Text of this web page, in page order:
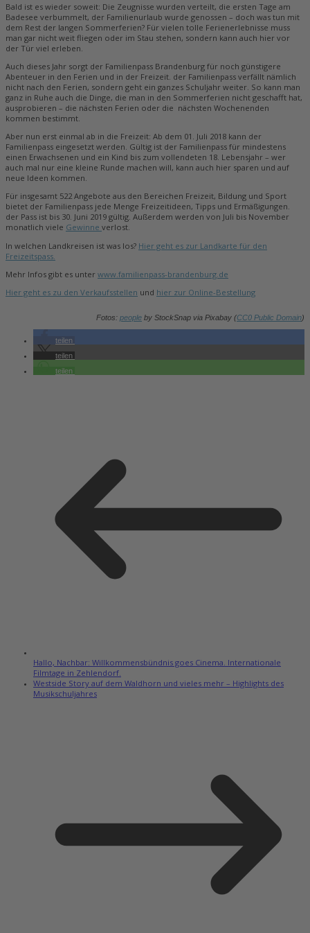
Bald ist es wieder soweit: Die Zeugnisse wurden verteilt, die ersten Tage am
Badesee verbummelt, der Familienurlaub wurde genossen – doch was tun mit
dem Rest der langen Sommerferien? Für vielen tolle Ferienerlebnisse muss
man gar nicht weit fliegen oder im Stau stehen, sondern kann auch hier vor
der Tür viel erleben.
Auch dieses Jahr sorgt der Familienpass Brandenburg für noch günstigere
Abenteuer in den Ferien und in der Freizeit. der Familienpass verfällt nämlich
nicht nach den Ferien, sondern geht ein ganzes Schuljahr weiter. So kann man
ganz in Ruhe auch die Dinge, die man in den Sommerferien nicht geschafft hat,
ausprobieren – die nächsten Ferien oder die nächsten Wochenenden
kommen bestimmt.
Aber nun erst einmal ab in die Freizeit: Ab dem 01. Juli 2018 kann der
Familienpass eingesetzt werden. Gültig ist der Familienpass für mindestens
einen Erwachsenen und ein Kind bis zum vollendeten 18. Lebensjahr – wer
auch mal nur eine kleine Runde machen will, kann auch hier sparen und auf
neue Ideen kommen.
Für insgesamt 522 Angebote aus den Bereichen Freizeit, Bildung und Sport
bietet der Familienpass jede Menge Freizeitideen, Tipps und Ermäßigungen.
der Pass ist bis 30. Juni 2019 gültig. Außerdem werden von Juli bis November
monatlich viele Gewinne verlost.
In welchen Landkreisen ist was los? Hier geht es zur Landkarte für den
Freizeitspass.
Mehr Infos gibt es unter www.familienpass-brandenburg.de
Hier geht es zu den Verkaufsstellen und hier zur Online-Bestellung
Fotos: people by StockSnap via Pixabay (CC0 Public Domain)
teilen
teilen
teilen
Hallo, Nachbar: Willkommensbündnis goes Cinema. Internationale
Filmtage in Zehlendorf.
Westside Story auf dem Waldhorn und vieles mehr – Highlights des
Musikschuljahres